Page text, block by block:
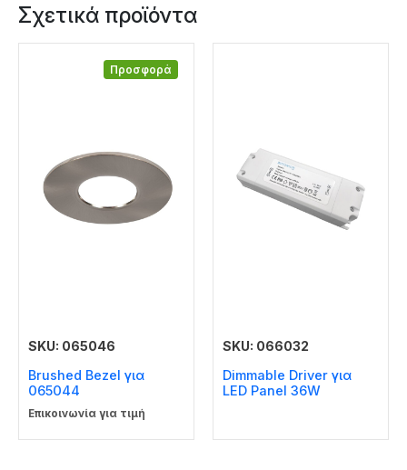
Σχετικά προϊόντα
Προσφορά
SKU: 065046
Brushed Bezel για
065044
Επικοινωνία για τιμή
SKU: 066032
Dimmable Driver για
LED Panel 36W